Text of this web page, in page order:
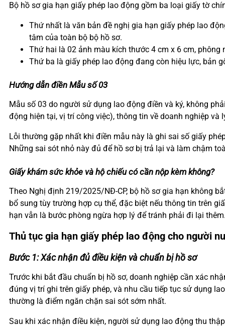
Bộ hồ sơ gia hạn giấy phép lao động gồm ba loại giấy tờ
Thứ nhất là văn bản đề nghị gia hạn giấy phép lao
tâm của toàn bộ bộ hồ sơ.
Thứ hai là 02 ảnh màu kích thước 4 cm x 6 cm,
Thứ ba là giấy phép lao động đang còn hiệu lực, bản
Hướng dẫn điền Mẫu số 03
Mẫu số 03 do người sử dụng lao động điền và ký, không
động hiện tại, vị trí công việc), thông tin về doanh nghiệp và
Lỗi thường gặp nhất khi điền mẫu này là ghi sai số giấy
Những sai sót nhỏ này đủ để hồ sơ bị trả lại và làm chậm
Giấy khám sức khỏe và hộ chiếu có cần nộp kèm không?
Theo Nghị định 219/2025/NĐ-CP, bộ hồ sơ gia hạn không
bổ sung tùy trường hợp cụ thể, đặc biệt nếu thông tin trên
hạn vẫn là bước phòng ngừa hợp lý để tránh phải đi lại
Thủ tục gia hạn giấy phép lao động cho người
Bước 1: Xác nhận đủ điều kiện và chuẩn bị hồ sơ
Trước khi bắt đầu chuẩn bị hồ sơ, doanh nghiệp cần xác
đúng vị trí ghi trên giấy phép, và nhu cầu tiếp tục sử dụng
thường là điểm ngăn chặn sai sót sớm nhất.
Sau khi xác nhận điều kiện, người sử dụng lao động thu